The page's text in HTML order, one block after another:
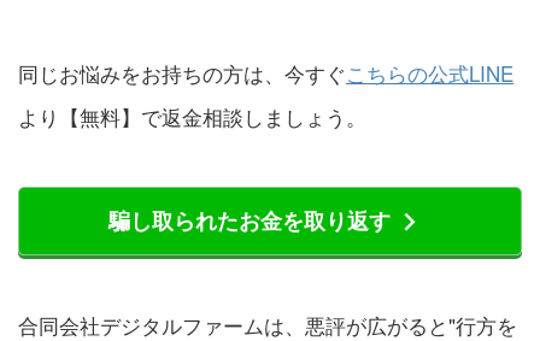
同じお悩みをお持ちの方は、今すぐこちらの公式LINE
より【無料】で返金相談しましょう。
騙し取られたお金を取り返す
合同会社デジタルファームは、悪評が広がると"行方を